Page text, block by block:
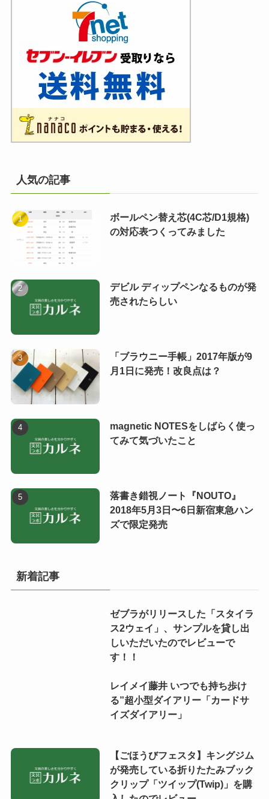
人気の記事
ボールペン替え芯(4C芯/D1規格)
の対応表つくってみました
デビル ディップペンなるものが発
売されたらしい
「ブラウニー手帳」2017年版が9
月1日に発売！改良点は？
magnetic NOTESをしばらく使っ
てみて気づいたこと
落書き錯視ノート『NOUTO』
2018年5月3日〜6日新宿東急ハン
ズで限定発売
新着記事
ゼブラがリリースした「スタイラ
ス2ウェイ」、サンプルを貸し出
しいただいたのでレビューで
す！！
レイメイ藤井 いつでも持ち歩け
る”超小型ダイアリー「カードサ
イズダイアリー」
【ごほうびフェスタ】キングジム
が発売している折りたたみブック
クリップ「ツイップ(Twip)」を購